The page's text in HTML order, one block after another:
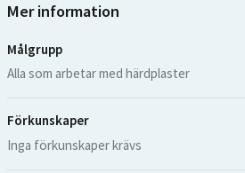
Mer information
Målgrupp
Alla som arbetar med härdplaster
Förkunskaper
Inga förkunskaper krävs